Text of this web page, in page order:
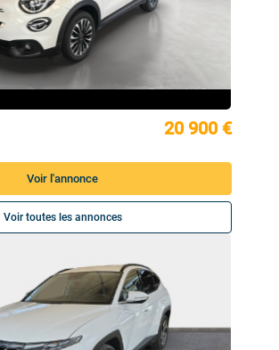
20 900 €
Voir l'annonce
Voir toutes les annonces